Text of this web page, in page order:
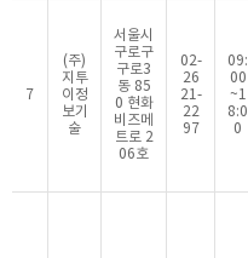
7
(주)
지투
이정
보기
술
서울시
구로구
구로3
동 85
0 현화
비즈메
트로 2
06호
02-
26
21-
22
97
09:
00
~1
8:0
0